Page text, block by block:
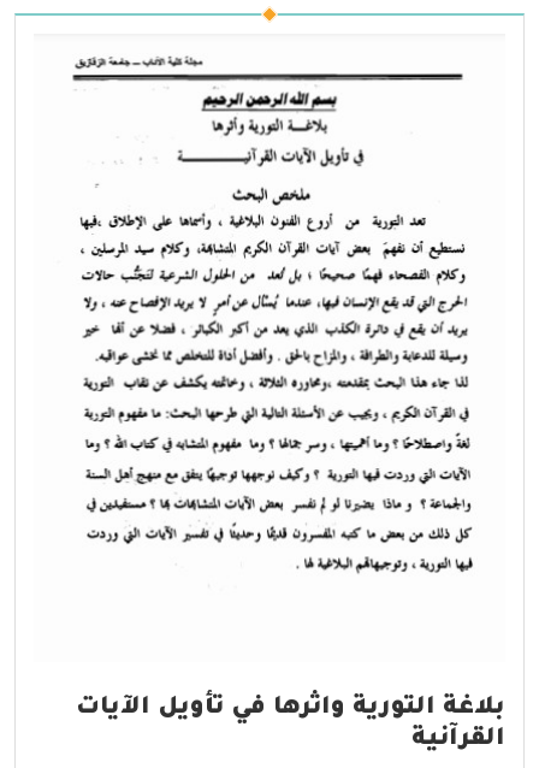
بلاغة التورية واثرها في تأويل الآيات
القرآنية